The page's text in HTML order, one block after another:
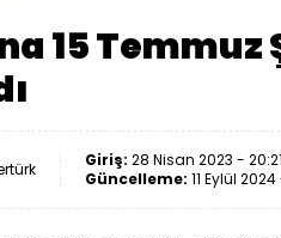
15
Giriş: 28 Nisan 2023 - 20:21
Güncelleme: 11 Eylül 2024